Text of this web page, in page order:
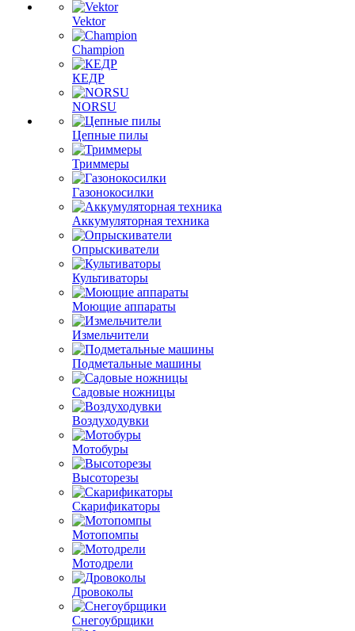
Vektor
Champion
КЕДР
NORSU
Цепные пилы
Триммеры
Газонокосилки
Аккумуляторная техника
Опрыскиватели
Культиваторы
Моющие аппараты
Измельчители
Подметальные машины
Садовые ножницы
Воздуходувки
Мотобуры
Высоторезы
Скарификаторы
Мотопомпы
Мотодрели
Дровоколы
Снегоубрщики